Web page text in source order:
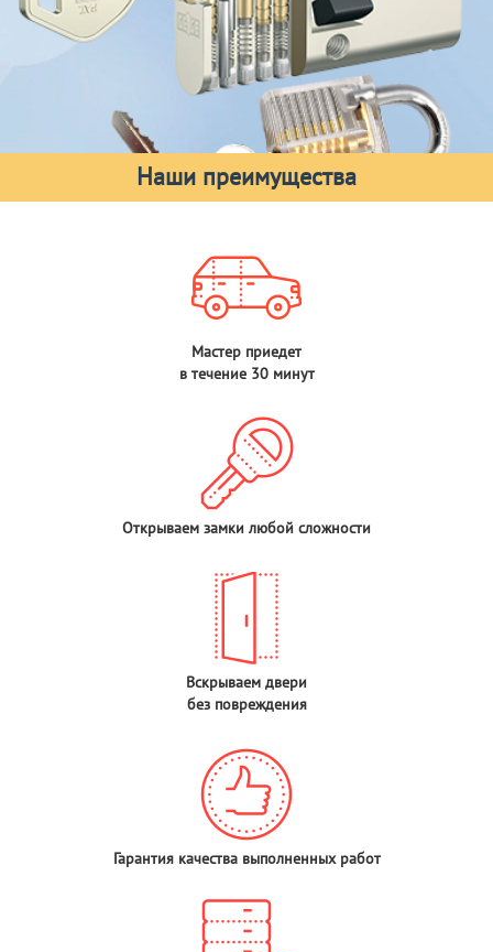
Наши преимущества
Мастер приедет
в течение 30 минут
Открываем замки любой сложности
Вскрываем двери
без повреждения
Гарантия качества выполненных работ